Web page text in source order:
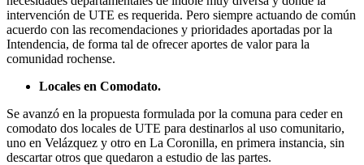
intervención de UTE es requerida. Pero siempre actuando de común
acuerdo con las recomendaciones y prioridades aportadas por la
Intendencia, de forma tal de ofrecer aportes de valor para la
comunidad rochense.
Locales en Comodato.
Se avanzó en la propuesta formulada por la comuna para ceder en
comodato dos locales de UTE para destinarlos al uso comunitario,
uno en Velázquez y otro en La Coronilla, en primera instancia, sin
descartar otros que quedaron a estudio de las partes.